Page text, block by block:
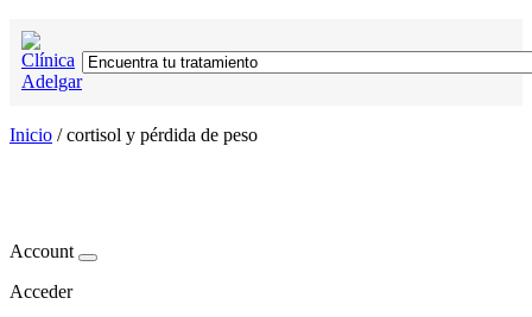
Inicio /cortisol y pérdida de peso
Account
Acceder